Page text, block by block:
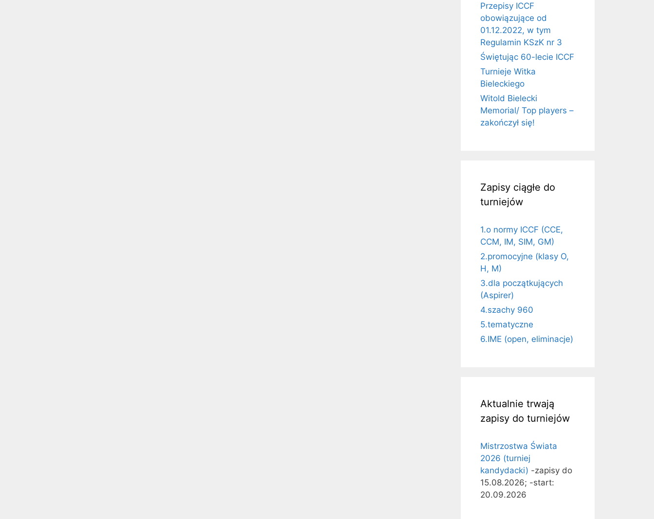
Przepisy ICCF
obowiązujące od
01.12.2022, w tym
Regulamin KSzK nr 3
Świętując 60-lecie ICCF
Turnieje Witka
Bieleckiego
Witold Bielecki
Memorial/ Top players –
zakończył się!
Zapisy ciągłe do
turniejów
1.o normy ICCF (CCE,
CCM, IM, SIM, GM)
2.promocyjne (klasy O,
H, M)
3.dla początkujących
(Aspirer)
4.szachy 960
5.tematyczne
6.IME (open, eliminacje)
Aktualnie trwają
zapisy do turniejów
Mistrzostwa Świata
2026 (turniej
kandydacki) -zapisy do
15.08.2026; -start:
20.09.2026